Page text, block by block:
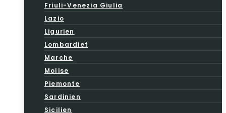
Friuli-Venezia Giulia
Lazio
Ligurien
Lombardiet
Marche
Molise
Piemonte
Sardinien
Sicilien